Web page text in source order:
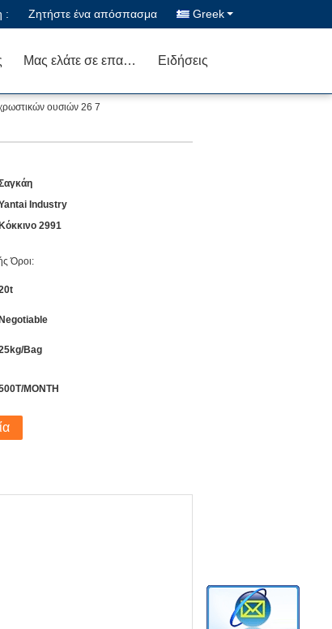
: Ζητήστε ένα απόσπασμα Greek
Μας ελάτε σε επαφή με Ειδήσεις
ουσιών 26 7
Industry
Κόκκινο 2991
Όροι:
Negotiable
Bag
MONTH